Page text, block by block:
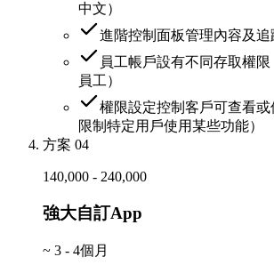
中文）
進階控制面板管理內容及追
員工帳戶設有不同存取權
員工）
權限設定控制客戶可查看
限制特定用戶使用某些功能）
方案 04
140,000 - 240,000
強大自訂App
~ 3 - 4個月